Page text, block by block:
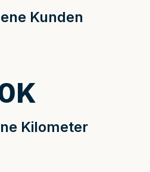
Kunden
Kilometer
K